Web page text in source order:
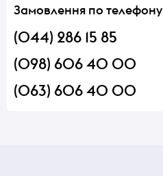
Замовлення по телефону
(044) 286 15 85
(098) 606 40 00
(063) 606 40 00